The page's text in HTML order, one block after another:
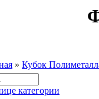
» Кубок
категории